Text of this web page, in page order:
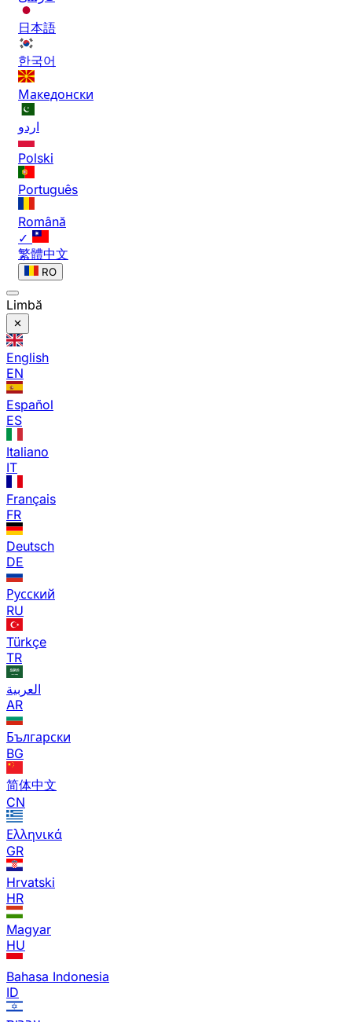
日本語
한국어
Македонски
اردو
Polski
Português
Română
✓
繁體中文
RO
Limbă
English
EN
Español
ES
Italiano
IT
Français
FR
Deutsch
DE
Русский
RU
Türkçe
TR
العربية
AR
Български
BG
简体中文
CN
Ελληνικά
GR
Hrvatski
HR
Magyar
HU
Bahasa Indonesia
ID